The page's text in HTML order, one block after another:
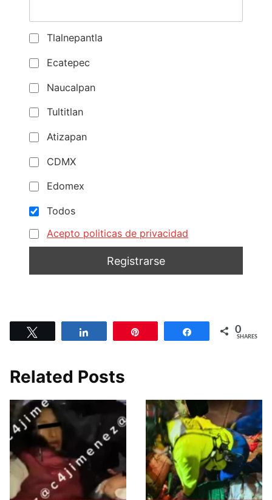
Tlalnepantla
Ecatepec
Naucalpan
Tultitlan
Atizapan
CDMX
Edomex
Todos
Acepto politicas de privacidad
Share 0
SHARES
Related Posts